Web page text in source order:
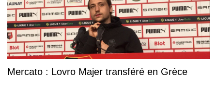
Mercato : Lovro Majer transféré en Grèce